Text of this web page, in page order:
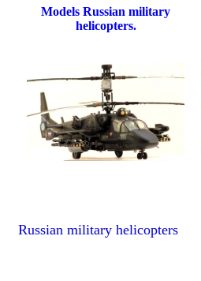
Models Russian military
helicopters.
Russian military helicopters